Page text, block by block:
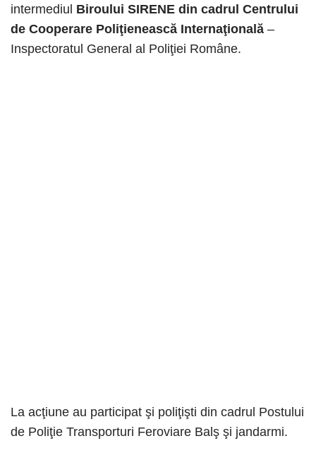
intermediul Biroului SIRENE din cadrul Centrului
de Cooperare Poliţienească Internaţională –
Inspectoratul General al Poliţiei Române.
La acţiune au participat şi poliţişti din cadrul Postului
de Poliţie Transporturi Feroviare Balş şi jandarmi.